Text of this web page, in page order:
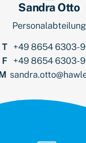
Sandra Otto
Personalabteilung
T
+49 8654 6303-
F
+49 8654 6303-